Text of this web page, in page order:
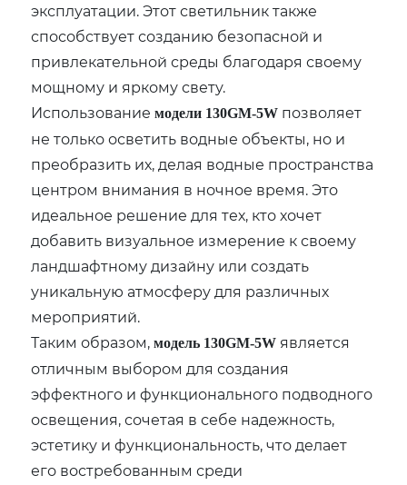
эксплуатации. Этот светильник также
способствует созданию безопасной и
привлекательной среды благодаря своему
мощному и яркому свету.
Использованиемодели 130GM-5W позволяет
не только осветить водные объекты, но и
преобразить их, делая водные пространства
центром внимания в ночное время. Это
идеальное решение для тех, кто хочет
добавить визуальное измерение к своему
ландшафтному дизайну или создать
уникальную атмосферу для различных
мероприятий.
Таким образом,модель 130GM-5W является
отличным выбором для создания
эффектного и функционального подводного
освещения, сочетая в себе надежность,
эстетику и функциональность, что делает
его востребованным среди